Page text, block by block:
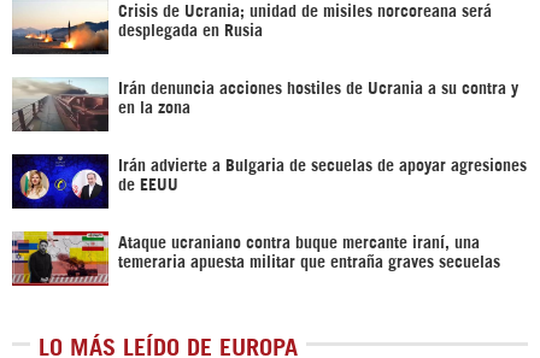
Crisis de Ucrania; unidad de misiles norcoreana será
desplegada en Rusia
Irán denuncia acciones hostiles de Ucrania a su contra y
en la zona
Irán advierte a Bulgaria de secuelas de apoyar agresiones
de EEUU
Ataque ucraniano contra buque mercante iraní, una
temeraria apuesta militar que entraña graves secuelas
LO MÁS LEÍDO DE EUROPA